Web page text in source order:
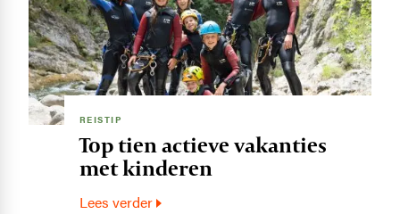
REISTIP
Top tien actieve vakanties
met kinderen
Lees verder